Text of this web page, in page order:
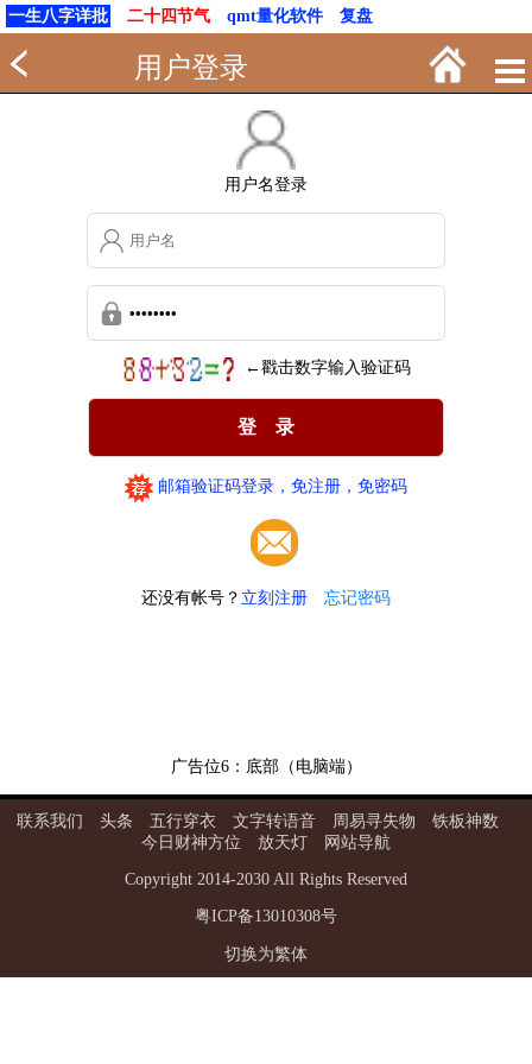
一生八字详批 二十四节气 qmt量化软件 复盘
用户登录
用户名登录
←戳击数字输入验证码
邮箱验证码登录，免注册，免密码
还没有帐号？ 立刻注册 忘记密码
广告位6：底部（电脑端）
联系我们 头条 五行穿衣 文字转语音 周易寻失物
铁板神数
今日财神方位
放天灯 网站导航
Copyright 2014-2030 All Rights Reserved
粤ICP备13010308号
切换为繁体